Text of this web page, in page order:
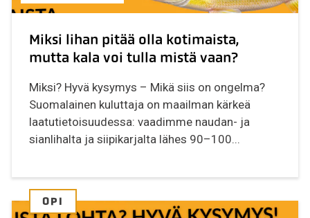
Miksi lihan pitää olla kotimaista,
mutta kala voi tulla mistä vaan?
Miksi? Hyvä kysymys – Mikä siis on ongelma?
Suomalainen kuluttaja on maailman kärkeä
laatutietoisuudessa: vaadimme naudan- ja
sianlihalta ja siipikarjalta lähes 90–100...
OPI